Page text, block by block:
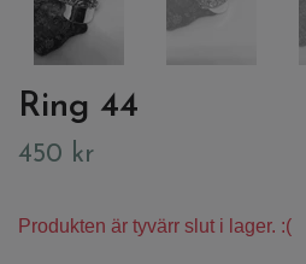
Ring 44
450 kr
Produkten är tyvärr slut i lager. :(